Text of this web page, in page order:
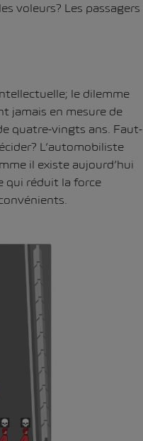
voleurs? Les passagers
le dilemme
jamais en mesure de
quatre-vingts ans. Faut-
L’automobiliste
il existe aujourd’hui
qui réduit la force